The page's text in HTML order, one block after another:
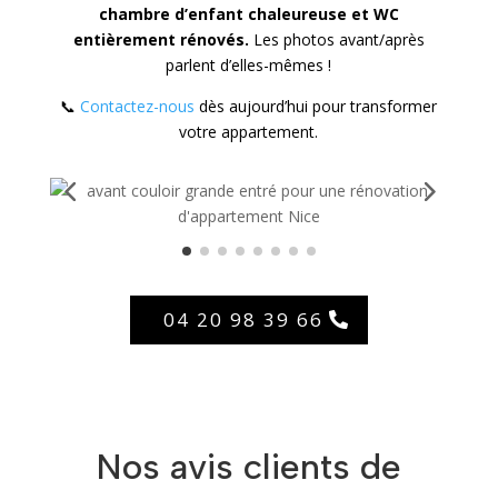
chambre d’enfant chaleureuse et WC
entièrement rénovés. Les photos avant/après
parlent d’elles-mêmes !
📞Contactez-nous dès aujourd’hui pour transformer
votre appartement.
04 20 98 39 66
Nos avis clients de